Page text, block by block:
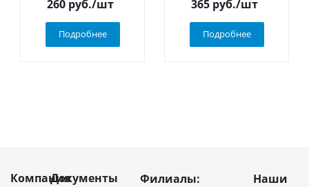
260 руб./шт
Подробнее
365 руб./шт
Подробнее
КомпанияДокументы Филиалы:
Наши